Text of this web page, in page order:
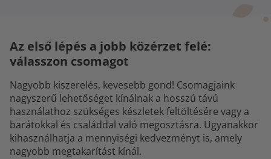
Az első lépés a jobb közérzet felé:
válasszon csomagot
Nagyobb kiszerelés, kevesebb gond! Csomagjaink
nagyszerű lehetőséget kínálnak a hosszú távú
használathoz szükséges készletek feltöltésére vagy a
barátokkal és családdal való megosztásra. Ugyanakkor
kihasználhatja a mennyiségi kedvezményt is, amely
nagyobb megtakarítást kínál.